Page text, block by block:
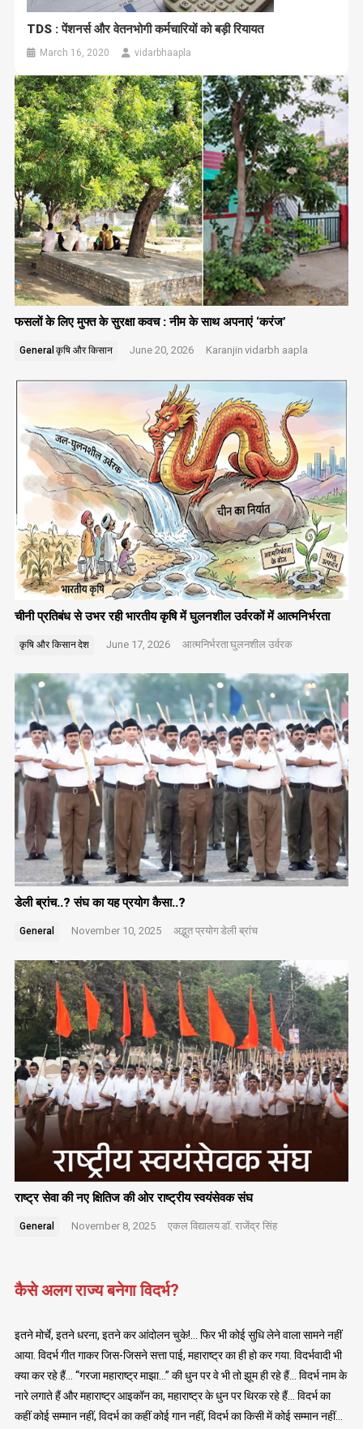
TDS : पेंशनर्स और वेतनभोगी कर्मचारियों को बड़ी रियायत
March 16, 2020 vidarbhaapla
फसलों के लिए मुफ्त के सुरक्षा कवच : नीम के साथ अपनाएं ‘करंज’
General कृषि और किसान June 20, 2026 Karanjin vidarbh aapla
चीनी प्रतिबंध से उभर रही भारतीय कृषि में घुलनशील उर्वरकों में आत्मनिर्भरता
कृषि और किसानदेश June 17, 2026 आत्मनिर्भरताघुलनशील उर्वरक
डेली ब्रांच..? संघ का यह प्रयोग कैसा..?
General November 10, 2025 अद्भुत प्रयोगडेली ब्रांच
राष्ट्र सेवा की नए क्षितिज की ओर राष्ट्रीय स्वयंसेवक संघ
General November 8, 2025 एकल विद्यालयडॉ. राजेंद्र सिंह
कैसे अलग राज्य बनेगा विदर्भ?
इतने मोर्चे, इतने धरना, इतने कर आंदोलन चुके!… फिर भी कोई सुधि लेने वाला सामने नहीं
आया. विदर्भ गीत गाकर जिस-जिसने सत्ता पाई, महाराष्ट्र का ही हो कर गया. विदर्भवादी भी
क्या कर रहे हैं… “गरजा महाराष्ट्र माझा…” की धुन पर वे भी तो झूम ही रहे हैं… विदर्भ नाम के
नारे लगाते हैं और महाराष्ट्र आइकॉन का, महाराष्ट्र के धुन पर थिरक रहे हैं… विदर्भ का
कहीं कोई सम्मान नहीं, विदर्भ का कहीं कोई गान नहीं, विदर्भ का किसी में कोई सम्मान नहीं…